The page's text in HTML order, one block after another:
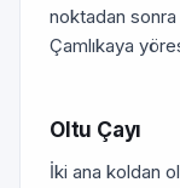
noktadan
Çamlıkaya
Oltu Çayı
İki ana koldan